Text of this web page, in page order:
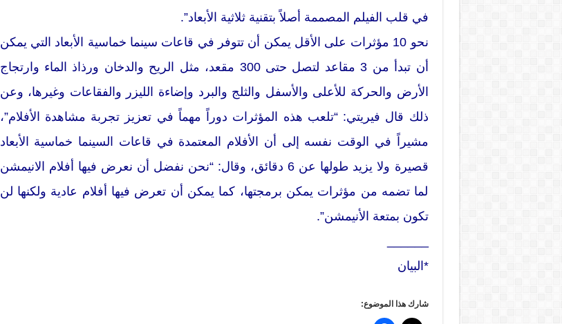
في قلب الفيلم المصممة أصلاً بتقنية ثلاثية الأبعاد”.
نحو 10 مؤثرات على الأقل يمكن أن تتوفر في قاعات سينما خماسية الأبعاد التي يمكن
أن تبدأ من 3 مقاعد لتصل حتى 300 مقعد، مثل الريح والدخان ورذاذ الماء وارتجاج
الأرض والحركة للأعلى والأسفل والثلج والبرد وإضاءة الليزر والفقاعات وغيرها، وعن
ذلك قال فيريتي: “تلعب هذه المؤثرات دوراً مهماً في تعزيز تجربة مشاهدة الأفلام”،
مشيراً في الوقت نفسه إلى أن الأفلام المعتمدة في قاعات السينما خماسية الأبعاد
قصيرة ولا يزيد طولها عن 6 دقائق، وقال: “نحن نفضل أن نعرض فيها أفلام الانيمشن
لما تضمه من مؤثرات يمكن برمجتها، كما يمكن أن تعرض فيها أفلام عادية ولكنها لن
تكون بمتعة الأنيمشن”.
*البيان
شارك هذا الموضوع: